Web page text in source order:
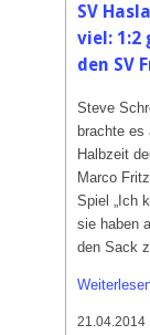
SV
viel: 1:2
den SV
Steve
brachte es
Halbzeit
Marco
Spiel „Ich
sie haben
den Sack
21.04.2014